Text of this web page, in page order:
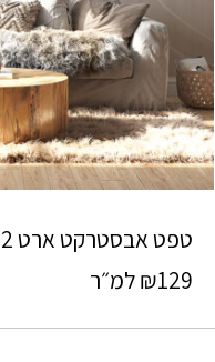
טפט אבסטרקט ארט 2
₪129 למ״ר